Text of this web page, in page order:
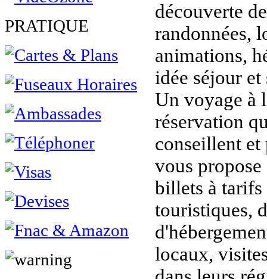
PRATIQUE
découverte
randonnées,
animations,
idée séjour et
Un voyage à
réservation
conseillent et
vous
billets à
touristiques,
locaux,